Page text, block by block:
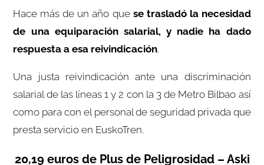
Hace más de un año que se trasladó la necesidad
de una equiparación salarial, y nadie ha dado
respuesta a esa reivindicación.
Una justa reivindicación ante una discriminación
salarial de las líneas 1 y 2 con la 3 de Metro Bilbao así
como para con el personal de seguridad privada que
presta servicio en EuskoTren.
20,19 euros de Plus de Peligrosidad – Aski